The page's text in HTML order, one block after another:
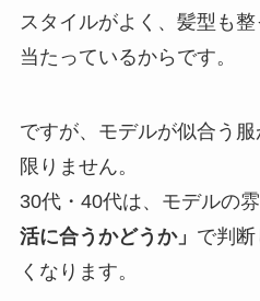
スタイルがよく、髪型も
当たっているからです。
ですが、モデルが似合う
限りません。
30代・40代は、モデルの
活に合うかどうか」 で判断
くなります。